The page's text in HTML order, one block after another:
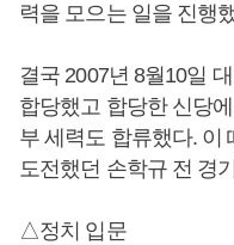
력을 모으는 일을 진행
결국 2007년 8월10일
합당했고 합당한 신당
부 세력도 합류했다. 이
도전했던 손학규 전 경
△정치 입문